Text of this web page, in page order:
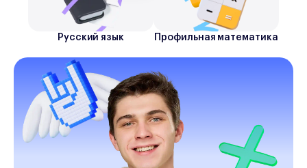
Русский язык Профильная математика